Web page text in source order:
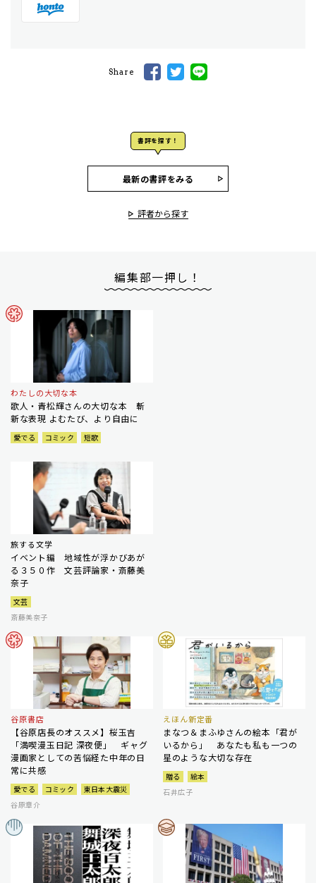
Share
書評を探す！
最新の書評をみる
評者から探す
編集部一押し！
わたしの大切な本
歌人・青松輝さんの大切な本 斬
新な表現 よむたび、より自由に
愛でる コミック 短歌
旅する文学
イベント編 地域性が浮かびあが
る３５０作 文芸評論家・斎藤美
奈子
文芸
斎藤美奈子
谷原書店
【谷原店長のオススメ】桜玉吉
「満喫漫玉日記 深夜便」 ギャグ
漫画家としての苦悩経た中年の日
常に共感
愛でる コミック
東日本大震災
谷原章介
えほん新定番
まなつ＆まふゆさんの絵本「君が
いるから」 あなたも私も一つの
星のような大切な存在
贈る
絵本
石井広子